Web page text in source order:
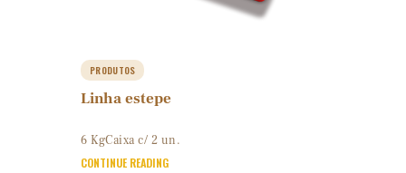
PRODUTOS
Linha estepe
6 KgCaixa c/ 2 un.
CONTINUE READING